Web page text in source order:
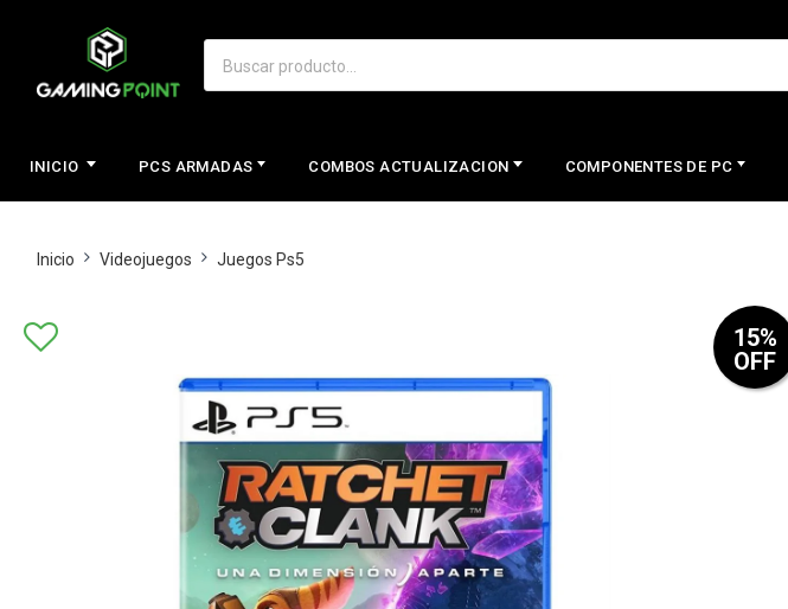
INICIO PCS ARMADAS COMBOS ACTUALIZACION COMPONENTES DE PC
Inicio Videojuegos Juegos Ps5
15%
OFF